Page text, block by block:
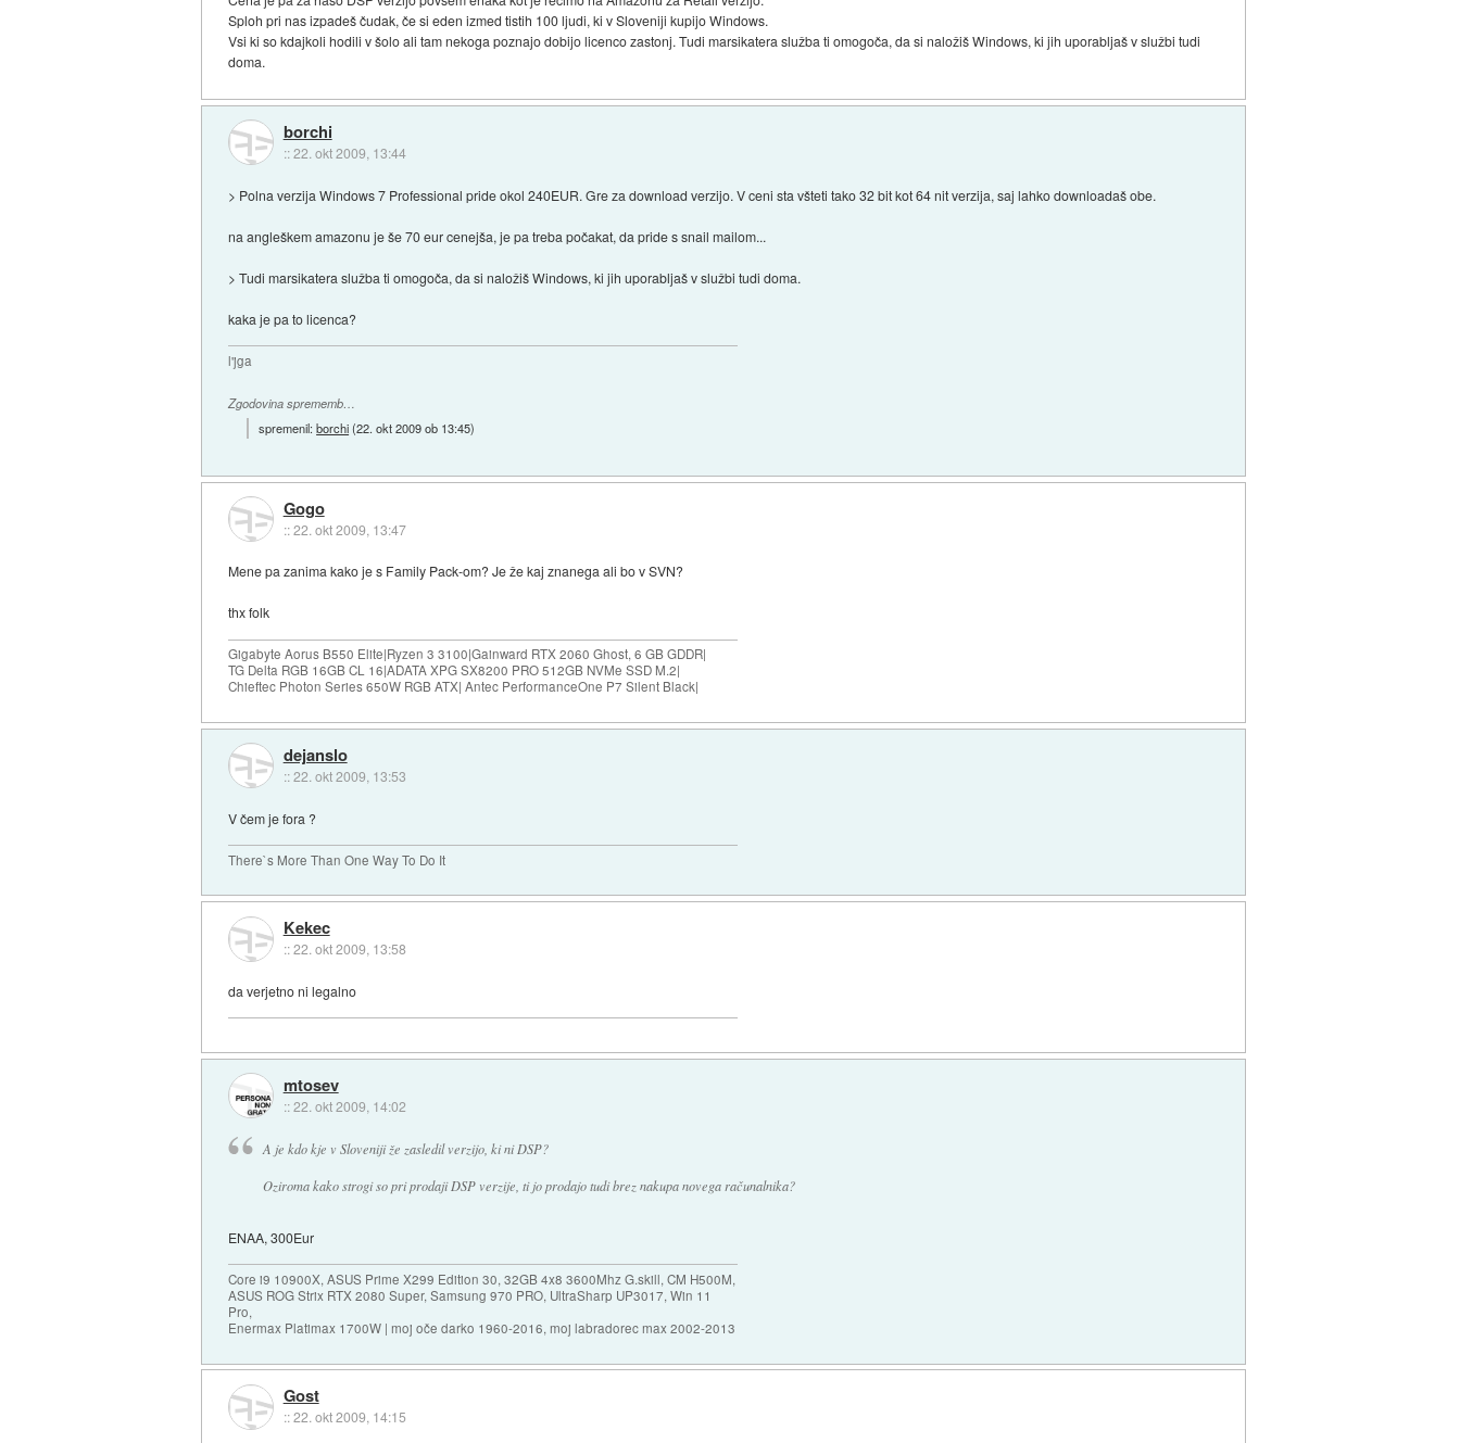
Sploh pri nas izpadeš čudak, če si eden izmed tistih 100 ljudi, ki v Sloveniji kupijo Windows.
Vsi ki so kdajkoli hodili v šolo ali tam nekoga poznajo dobijo licenco zastonj. Tudi marsikatera služba ti omogoča, da si naložiš Windows, ki jih uporabljaš v službi tudi
doma.
borchi
::22. okt 2009, 13:44
> Polna verzija Windows 7 Professional pride okol 240EUR. Gre za download verzijo. V ceni sta všteti tako 32 bit kot 64 nit verzija, saj lahko downloadaš obe.
na angleškem amazonu je še 70 eur cenejša, je pa treba počakat, da pride s snail mailom...
> Tudi marsikatera služba ti omogoča, da si naložiš Windows, ki jih uporabljaš v službi tudi doma.
kaka je pa to licenca?
l'jga
Zgodovina sprememb…
spremenil:borchi(22. okt 2009 ob 13:45)
Gogo
::22. okt 2009, 13:47
Mene pa zanima kako je s Family Pack-om? Je že kaj znanega ali bo v SVN?
thx folk
Gigabyte Aorus B550 Elite|Ryzen 3 3100|Gainward RTX 2060 Ghost, 6 GB GDDR|
TG Delta RGB 16GB CL 16|ADATA XPG SX8200 PRO 512GB NVMe SSD M.2|
Chieftec Photon Series 650W RGB ATX| Antec PerformanceOne P7 Silent Black|
dejanslo
::22. okt 2009, 13:53
V čem je fora ?
There`s More Than One Way To Do It
Kekec
::22. okt 2009, 13:58
da verjetno ni legalno
mtosev
::22. okt 2009, 14:02
A je kdo kje v Sloveniji že zasledil verzijo, ki ni DSP?
Oziroma kako strogi so pri prodaji DSP verzije, ti jo prodajo tudi brez nakupa novega računalnika?
ENAA, 300Eur
Core i9 10900X, ASUS Prime X299 Edition 30, 32GB 4x8 3600Mhz G.skill, CM H500M,
ASUS ROG Strix RTX 2080 Super, Samsung 970 PRO, UltraSharp UP3017, Win 11
Pro,
Enermax Platimax 1700W | moj oče darko 1960-2016, moj labradorec max 2002-2013
Gost
::22. okt 2009, 14:15